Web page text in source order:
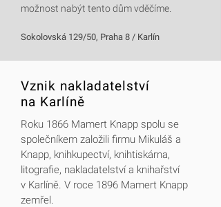
možnost nabýt tento dům vděčíme.
Sokolovská 129/50, Praha 8 / Karlín
Vznik nakladatelství
na Karlíně
Roku 1866 Mamert Knapp spolu se
společníkem založili firmu Mikuláš a
Knapp, knihkupectví, knihtiskárna,
litografie, nakladatelství a knihařství
v Karlíně. V roce 1896 Mamert Knapp
zemřel.